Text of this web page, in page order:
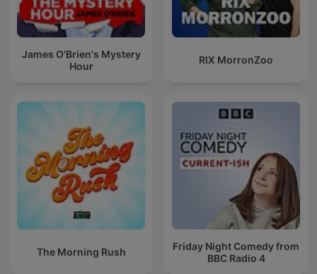
James O'Brien's Mystery
Hour
RIX MorronZoo
The Morning Rush
Friday Night Comedy from
BBC Radio 4